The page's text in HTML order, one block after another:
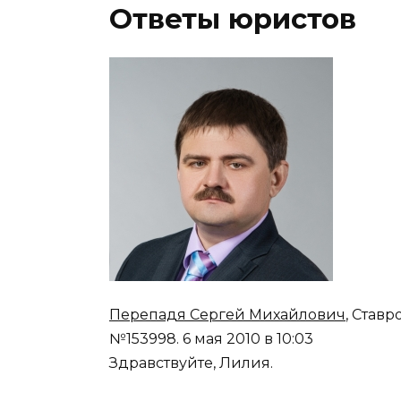
Ответы юристов
Перепадя Сергей Михайлович,
№153998. 6 мая 2010 в 10:03
Здравствуйте, Лилия.